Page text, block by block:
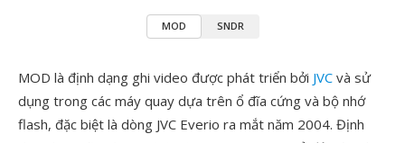
MOD SNDR
MOD là định dạng ghi video được phát triển bởi JVC và sử
dụng trong các máy quay dựa trên ổ đĩa cứng và bộ nhớ
flash, đặc biệt là dòng JVC Everio ra mắt năm 2004. Định